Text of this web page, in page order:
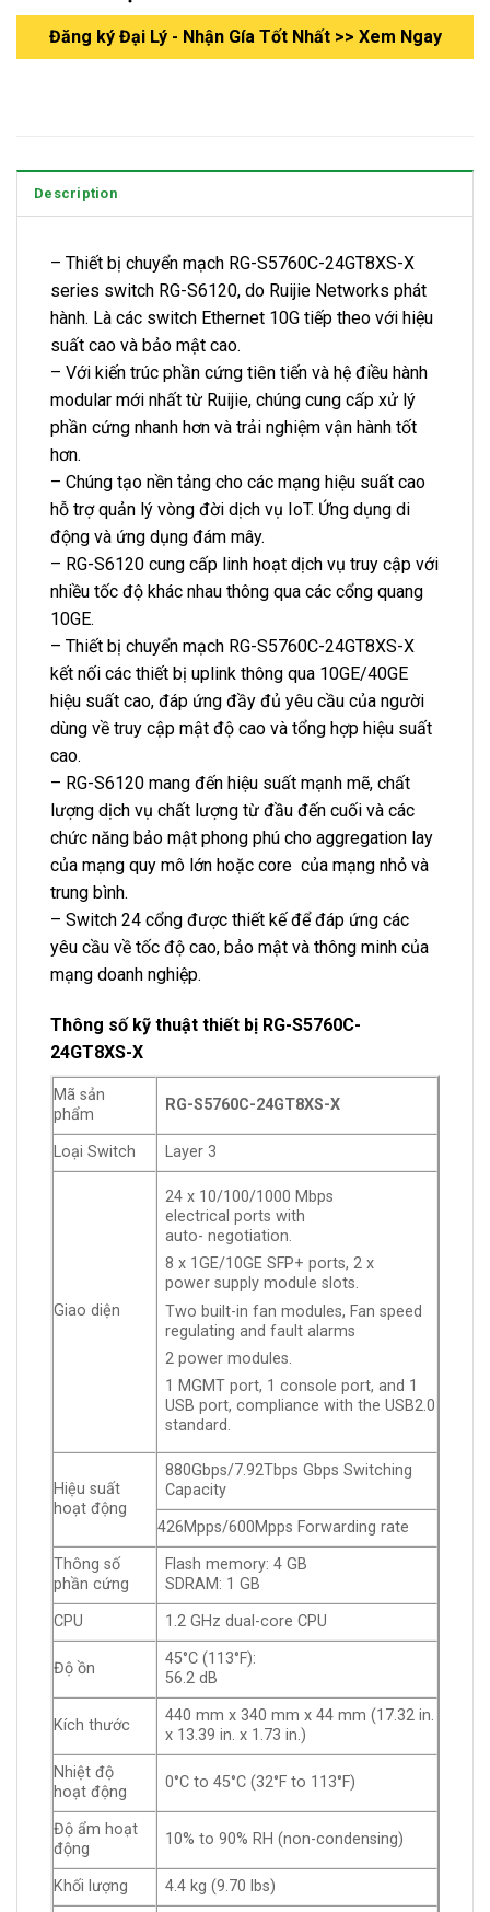
Đăng ký Đại Lý - Nhận Gía Tốt Nhất >> Xem Ngay
Description
– Thiết bị chuyển mạch RG-S5760C-24GT8XS-X
series switch RG-S6120, do Ruijie Networks phát
hành. Là các switch Ethernet 10G tiếp theo với hiệu
suất cao và bảo mật cao.
– Với kiến trúc phần cứng tiên tiến và hệ điều hành
modular mới nhất từ Ruijie, chúng cung cấp xử lý
phần cứng nhanh hơn và trải nghiệm vận hành tốt
hơn.
– Chúng tạo nền tảng cho các mạng hiệu suất cao
hỗ trợ quản lý vòng đời dịch vụ IoT. Ứng dụng di
động và ứng dụng đám mây.
– RG-S6120 cung cấp linh hoạt dịch vụ truy cập với
nhiều tốc độ khác nhau thông qua các cổng quang
10GE.
– Thiết bị chuyển mạch RG-S5760C-24GT8XS-X
kết nối các thiết bị uplink thông qua 10GE/40GE
hiệu suất cao, đáp ứng đầy đủ yêu cầu của người
dùng về truy cập mật độ cao và tổng hợp hiệu suất
cao.
– RG-S6120 mang đến hiệu suất mạnh mẽ, chất
lượng dịch vụ chất lượng từ đầu đến cuối và các
chức năng bảo mật phong phú cho aggregation lay
của mạng quy mô lớn hoặc core của mạng nhỏ và
trung bình.
– Switch 24 cổng được thiết kế để đáp ứng các
yêu cầu về tốc độ cao, bảo mật và thông minh của
mạng doanh nghiệp.
Thông số kỹ thuật thiết bị RG-S5760C-
24GT8XS-X
Mã sản
phẩm
RG-S5760C-24GT8XS-X
Loại Switch Layer 3
Giao diện
24 x 10/100/1000 Mbps
electricalports with
auto-negotiation.
8 x 1GE/10GE SFP+ports, 2 x
powersupply module slots.
Two built-in fan modules, Fan speed
regulating and fault alarms
2 power modules.
1 MGMT port, 1 console port, and 1
USB port, compliance with the USB2.0
standard.
Hiệu suất
hoạt động
880Gbps/7.92Tbps Gbps Switching
Capacity
426Mpps/600Mpps Forwarding rate
Thông số
phần cứng
Flash memory: 4 GB
SDRAM: 1 GB
CPU
1.2 GHz dual-core CPU
Độ ồn
45°C (113°F):
56.2 dB
Kích thước
440 mm x 340 mm x 44 mm (17.32 in.
x 13.39 in. x 1.73 in.)
Nhiệt độ
hoạt động
0°C to 45°C (32°F to 113°F)
Độ ẩm hoạt
động
10% to 90% RH (non-condensing)
Khối lượng 4.4 kg (9.70 lbs)